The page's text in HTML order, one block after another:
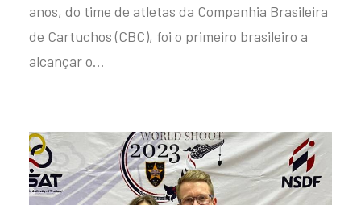
anos, do time de atletas da Companhia Brasileira
de Cartuchos (CBC), foi o primeiro brasileiro a
alcançar o…